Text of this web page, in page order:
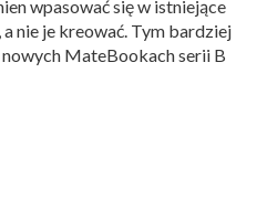
wpasować się w istniejące
nie je kreować. Tym bardziej
MateBookach serii B